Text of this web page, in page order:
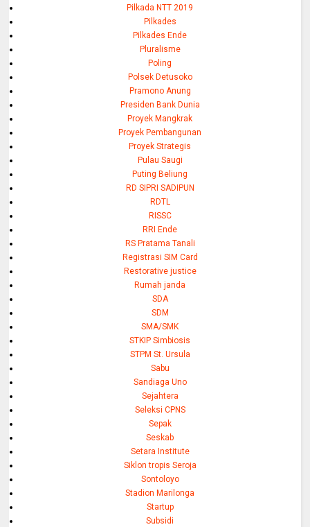
Pilkada NTT 2019
Pilkades
Pilkades Ende
Pluralisme
Poling
Polsek Detusoko
Pramono Anung
Presiden Bank Dunia
Proyek Mangkrak
Proyek Pembangunan
Proyek Strategis
Pulau Saugi
Puting Beliung
RD SIPRI SADIPUN
RDTL
RISSC
RRI Ende
RS Pratama Tanali
Registrasi SIM Card
Restorative justice
Rumah janda
SDA
SDM
SMA/SMK
STKIP Simbiosis
STPM St. Ursula
Sabu
Sandiaga Uno
Sejahtera
Seleksi CPNS
Sepak
Seskab
Setara Institute
Siklon tropis Seroja
Sontoloyo
Stadion Marilonga
Startup
Subsidi